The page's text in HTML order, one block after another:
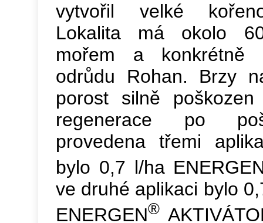
vytvořil velké
Lokalita má okolo
mořem a
odrůdu Rohan. Brzy
porost silně
regenerace po
provedena třemi
bylo 0,7 l/ha
ve druhé aplikaci bylo
ENERGEN®